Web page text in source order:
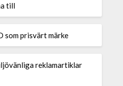
till
som prisvärt märke
reklamartiklar